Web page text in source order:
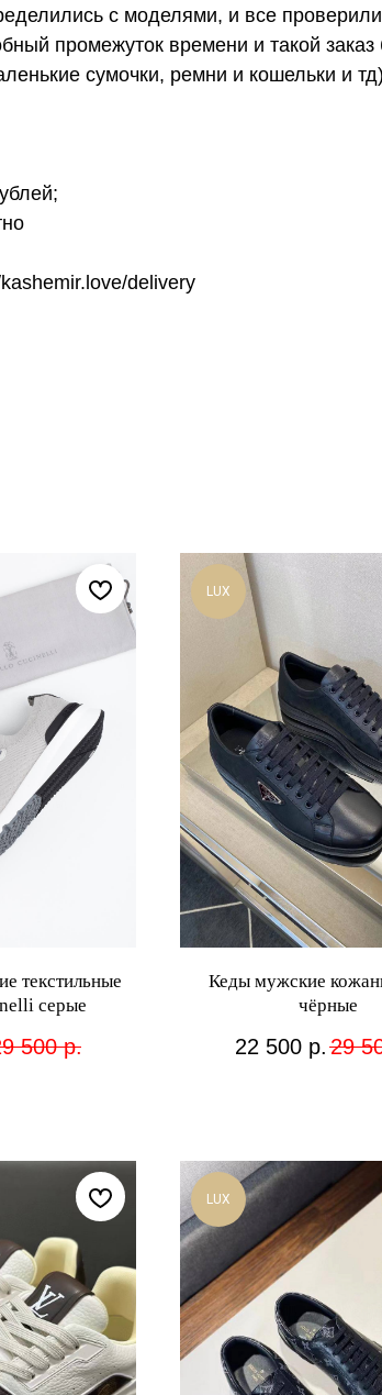
с моделями, и все
промежуток времени и такой
сумочки, ремни и кошельки и
delivery
текстильные
серые
500 р.
LUX
Кеды мужские
чёрные
22 500 р. 29
LUX